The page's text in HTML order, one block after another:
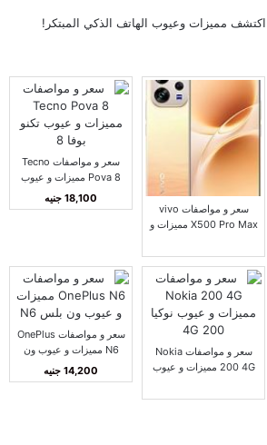
سعر و مواصفات vivo
X500 Pro Max مميزات و
ماكس
سعر و مواصفات Tecno
Pova 8 مميزات و عيوب
تكنو بوفا 8
18,100 جنيه
سعر و مواصفات Nokia
200 4G مميزات و عيوب
سعر و مواصفات OnePlus
N6 مميزات و عيوب ون
بلس N6
14,200 جنيه